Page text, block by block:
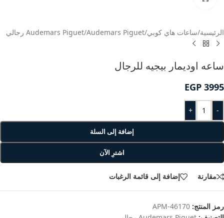
الرئيسية/ساعات هاي كوبي/
Audemars Piguet
/Audemars Piguet رجالي
ساعه اوديمار بيجيه للرجال
EGP 3995
-
+
إضافة إلى السلة
اشترِ الآن
مقارنة إضافة إلى قائمة الرغبات
رمز المنتج: APM-46170